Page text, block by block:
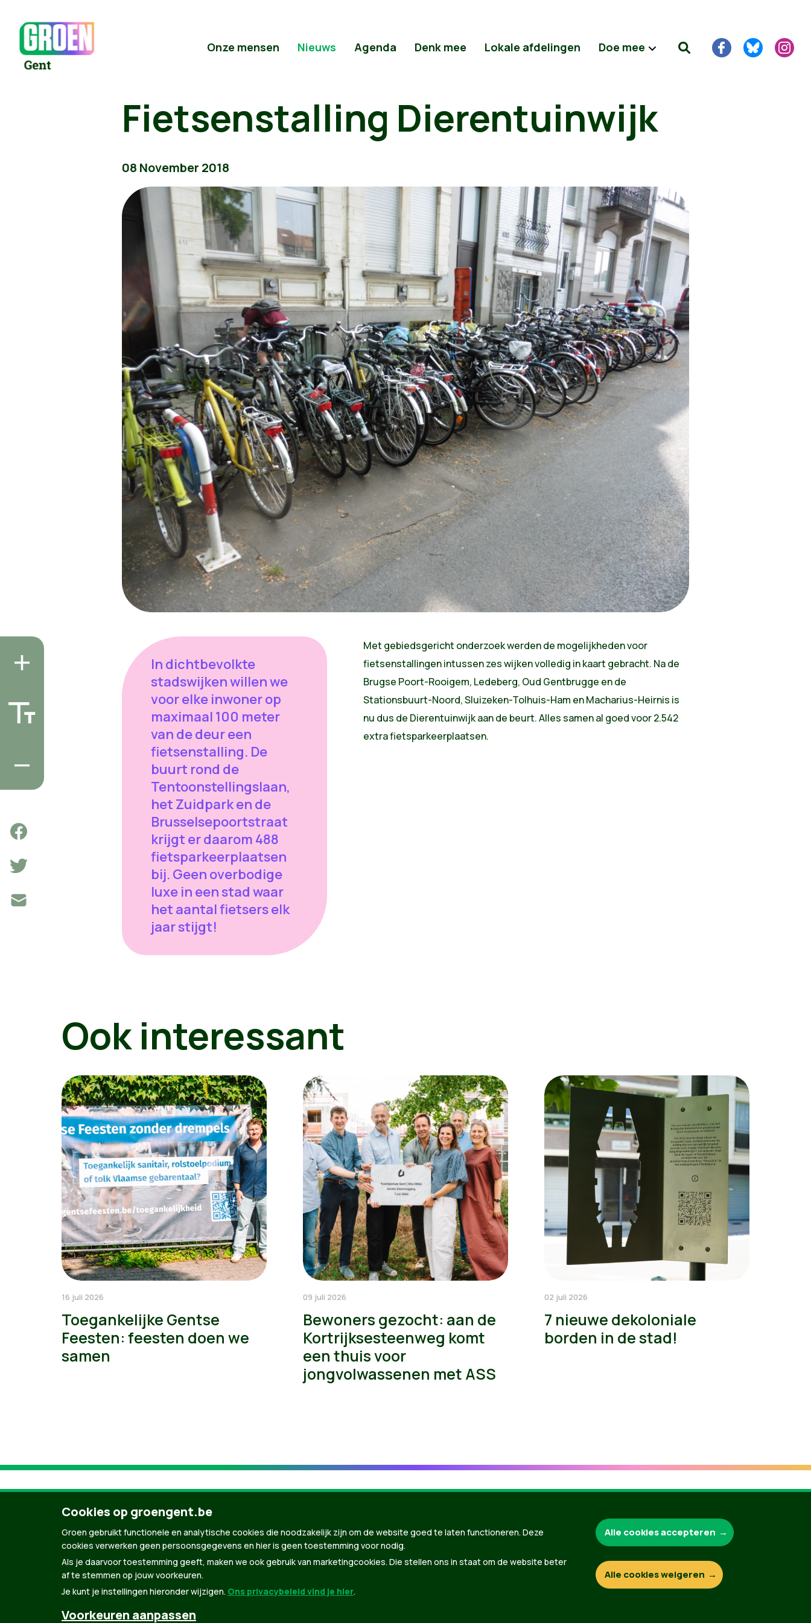
Onze mensen Nieuws Agenda Denk mee Lokale afdelingen Doe mee
Fietsenstalling Dierentuinwijk
08 November 2018
In dichtbevolkte
stadswijken willen we
voor elke inwoner op
maximaal 100 meter
van de deur een
fietsenstalling. De
buurt rond de
Tentoonstellingslaan,
het Zuidpark en de
Brusselsepoortstraat
krijgt er daarom 488
fietsparkeerplaatsen
bij. Geen overbodige
luxe in een stad waar
het aantal fietsers elk
jaar stijgt!
Met gebiedsgericht onderzoek werden de mogelijkheden voor
fietsenstallingen intussen zes wijken volledig in kaart gebracht. Na de
Brugse Poort-Rooigem, Ledeberg, Oud Gentbrugge en de
Stationsbuurt-Noord, Sluizeken-Tolhuis-Ham en Macharius-Heirnis is
nu dus de Dierentuinwijk aan de beurt. Alles samen al goed voor 2.542
extra fietsparkeerplaatsen.
Ook interessant
16 juli 2026
Toegankelijke Gentse
Feesten: feesten doen we
samen
09 juli 2026
Bewoners gezocht: aan de
Kortrijksesteenweg komt
een thuis voor
jongvolwassenen met ASS
02 juli 2026
7 nieuwe dekoloniale
borden in de stad!
Groen.be
© Copyright Groen 2026 | Gemaakt metNationBuilder| Gebouwd door
Cookies op groengent.be
Groen gebruikt functionele en analytische cookies die noodzakelijk zijn om de website goed te laten functioneren. Deze
cookies verwerken geen persoonsgegevens en hier is geen toestemming voor nodig.
Als je daarvoor toestemming geeft, maken we ook gebruik van marketingcookies. Die stellen ons in staat om de website beter
af te stemmen op jouw voorkeuren.
Je kunt je instellingen hieronder wijzigen. Ons privacybeleid vind je hier.
Voorkeuren aanpassen
Alle cookies accepteren
Alle cookies weigeren